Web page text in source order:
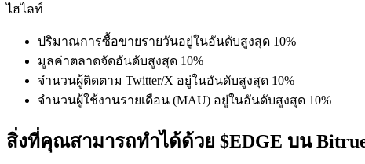
การวิเคราะห์ข้อมูลขนาดใหญ่ รวมถึงข้อมูลการค้า ฯลฯ
ไฮไลท์
ปริมาณการซื้อขายรายวันอยู่ในอันดับสูงสุด 10%
มูลค่าตลาดจัดอันดับสูงสุด 10%
จำนวนผู้ติดตาม Twitter/X อยู่ในอันดับสูงสุด 10%
จำนวนผู้ใช้งานรายเดือน (MAU) อยู่ในอันดับสูงสุด 10%
สิ่งที่คุณสามารถทำได้ด้วย $EDGE บน